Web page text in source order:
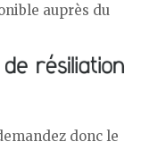
auprès du
donc le